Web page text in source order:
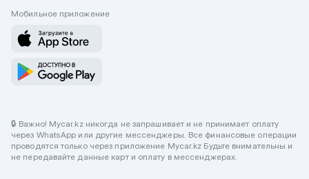
Мобильное приложение
🔒 Важно! Mycar.kz никогда не запрашивает и не принимает оплату
через WhatsApp или другие мессенджеры. Все финансовые операции
проводятся только через приложение Mycar.kz Будьте внимательны и
не передавайте данные карт и оплату в мессенджерах.